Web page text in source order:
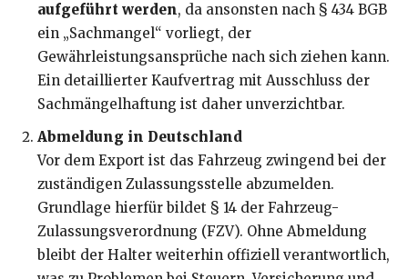
aufgeführt werden, da ansonsten nach § 434 BGB
ein „Sachmangel“ vorliegt, der
Gewährleistungsansprüche nach sich ziehen kann.
Ein detaillierter Kaufvertrag mit Ausschluss der
Sachmängelhaftung ist daher unverzichtbar.
Abmeldung in Deutschland
Vor dem Export ist das Fahrzeug zwingend bei der
zuständigen Zulassungsstelle abzumelden.
Grundlage hierfür bildet § 14 der Fahrzeug-
Zulassungsverordnung (FZV). Ohne Abmeldung
bleibt der Halter weiterhin offiziell verantwortlich,